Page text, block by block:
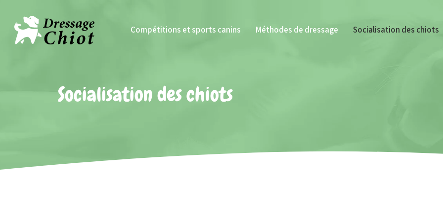
Compétitions et sports canins Méthodes de dressage Socialisation des chiots
Socialisation des chiots